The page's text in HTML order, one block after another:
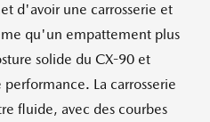
d'avoir une carrosserie et
qu'un empattement plus
solide du CX-90 et
La carrosserie
fluide, avec des courbes